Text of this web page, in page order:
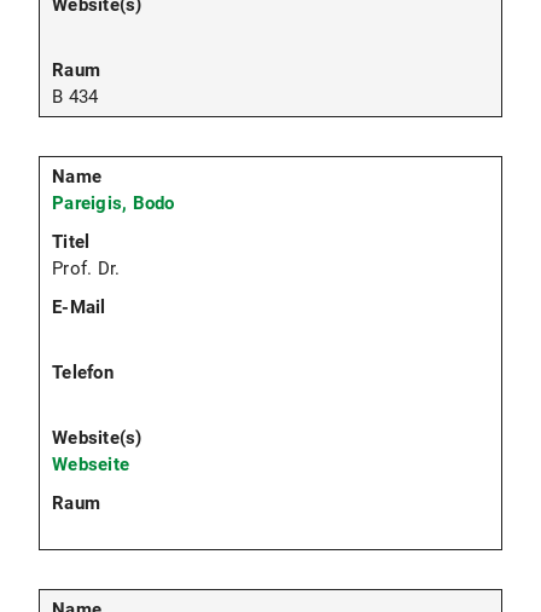
B 434
Pareigis, Bodo
Prof. Dr.
Webseite